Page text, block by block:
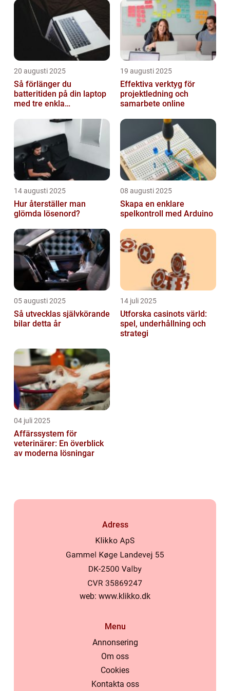
20 augusti 2025
Så förlänger du
batteritiden på din laptop
med tre enkla
19 augusti 2025
Effektiva verktyg för
projektledning och
samarbete online
14 augusti 2025
Hur återställer man
glömda lösenord?
08 augusti 2025
Skapa en enklare
spelkontroll med Arduino
05 augusti 2025
Så utvecklas självkörande
bilar detta år
14 juli 2025
Utforska casinots värld:
spel, underhållning och
strategi
04 juli 2025
Affärssystem för
veterinärer: En överblick
av moderna lösningar
Adress
web: www.klikko.dk
Menu
Annonsering
Om oss
Cookies
Kontakta oss